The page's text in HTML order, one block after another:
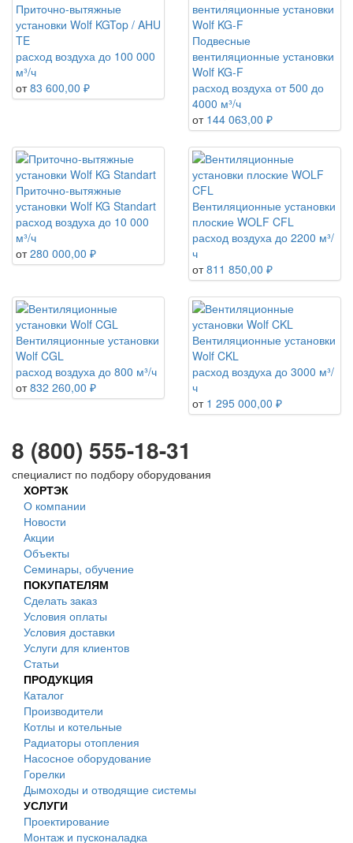
Приточно-вытяжные
установки Wolf KGTop / AHU
TE
расход воздуха до 100 000
м³/ч
от 83 600,00 ₽
Подвесные
вентиляционные установки
Wolf KG-F
расход воздуха от 500 до
4000 м³/ч
от 144 063,00 ₽
Приточно-вытяжные
установки Wolf KG Standart
расход воздуха до 10 000
м³/ч
от 280 000,00 ₽
Вентиляционные установки
плоские WOLF CFL
расход воздуха до 2200 м³/
ч
от 811 850,00 ₽
Вентиляционные установки
Wolf CGL
расход воздуха до 800 м³/ч
от 832 260,00 ₽
Вентиляционные установки
Wolf CKL
расход воздуха до 3000 м³/
ч
от 1 295 000,00 ₽
8 (800) 555-18-31
специалист по подбору оборудования
ХОРТЭК
О компании
Новости
Акции
Объекты
Семинары, обучение
ПОКУПАТЕЛЯМ
Сделать заказ
Условия оплаты
Условия доставки
Услуги для клиентов
Статьи
ПРОДУКЦИЯ
Каталог
Производители
Котлы и котельные
Радиаторы отопления
Насосное оборудование
Горелки
Дымоходы и отводящие системы
УСЛУГИ
Проектирование
Монтаж и пусконаладка